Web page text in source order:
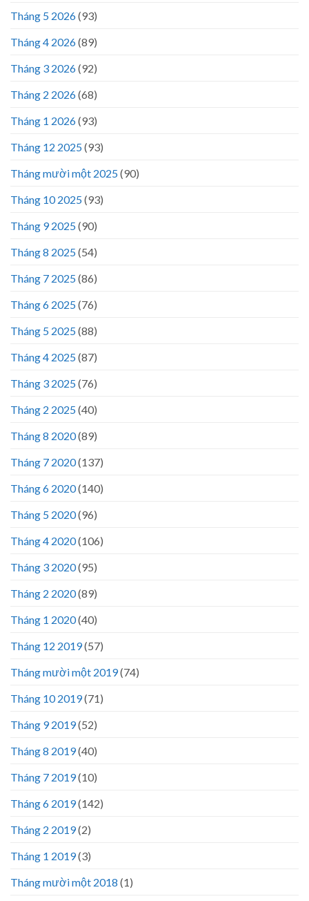
Tháng 5 2026(93)
Tháng 4 2026(89)
Tháng 3 2026(92)
Tháng 2 2026(68)
Tháng 1 2026(93)
Tháng 12 2025(93)
Tháng mười một 2025(90)
Tháng 10 2025(93)
Tháng 9 2025(90)
Tháng 8 2025(54)
Tháng 7 2025(86)
Tháng 6 2025(76)
Tháng 5 2025(88)
Tháng 4 2025(87)
Tháng 3 2025(76)
Tháng 2 2025(40)
Tháng 8 2020(89)
Tháng 7 2020(137)
Tháng 6 2020(140)
Tháng 5 2020(96)
Tháng 4 2020(106)
Tháng 3 2020(95)
Tháng 2 2020(89)
Tháng 1 2020(40)
Tháng 12 2019(57)
Tháng mười một 2019(74)
Tháng 10 2019(71)
Tháng 9 2019(52)
Tháng 8 2019(40)
Tháng 7 2019(10)
Tháng 6 2019(142)
Tháng 2 2019(2)
Tháng 1 2019(3)
Tháng mười một 2018 (1)